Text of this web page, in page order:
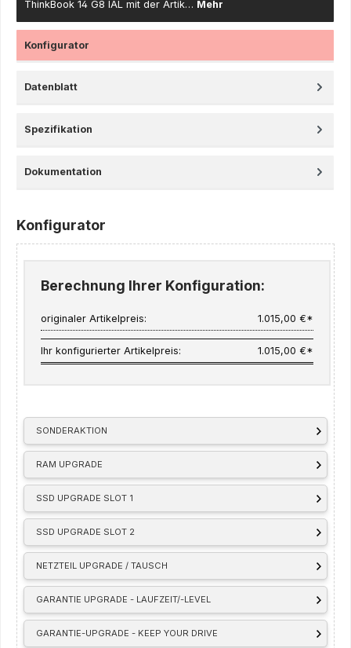
ThinkBook 14 G8 IAL mit der Artik… Mehr
Konfigurator
Datenblatt
Spezifikation
Dokumentation
Konfigurator
SONDERAKTION
RAM UPGRADE
SSD UPGRADE SLOT 1
SSD UPGRADE SLOT 2
NETZTEIL UPGRADE / TAUSCH
GARANTIE UPGRADE - LAUFZEIT/-LEVEL
GARANTIE-UPGRADE - KEEP YOUR DRIVE
Berechnung Ihrer Konfiguration:
originaler Artikelpreis: 1.015,00 €*
Ihr konfigurierter Artikelpreis: 1.015,00 €*